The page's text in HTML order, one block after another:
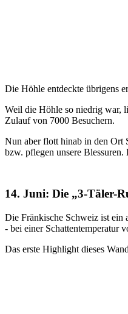
Die Höhle entdeckte übrigens
Weil die Höhle so niedrig war,
Zulauf von 7000 Besuchern.
Nun aber flott hinab in den Ort
bzw. pflegen unsere
14. Juni: Die „3-Täler-
Die Fränkische Schweiz ist ein
- bei einer Schattentemperatur
Das erste Highlight dieses